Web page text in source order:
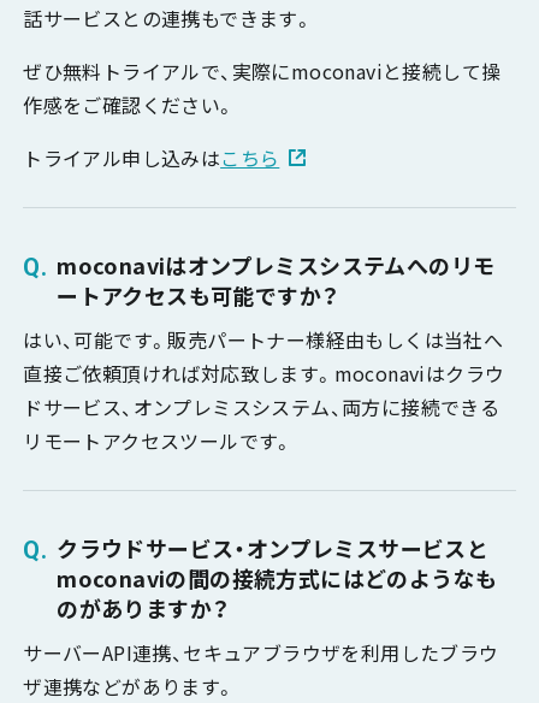
話サービスとの連携もできます。
ぜひ無料トライアルで、実際にmoconaviと接続して操
作感をご確認ください。
トライアル申し込みはこちら
moconaviはオンプレミスシステムへのリモ
ートアクセスも可能ですか？
はい、可能です。販売パートナー様経由もしくは当社へ
直接ご依頼頂ければ対応致します。moconaviはクラウ
ドサービス、オンプレミスシステム、両方に接続できる
リモートアクセスツールです。
クラウドサービス・オンプレミスサービスと
moconaviの間の接続方式にはどのようなも
のがありますか？
サーバーAPI連携、セキュアブラウザを利用したブラウ
ザ連携などがあります。